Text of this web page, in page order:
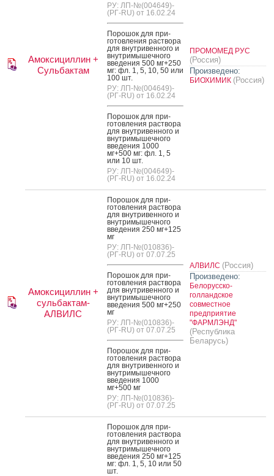
Амоксициллин +
Сульбактам
РУ: ЛП-№(004649)-
(РГ-RU) от 16.02.24
По­рошок для при­
готов­ле­ния рас­тво­ра
для внут­ри­вен­но­го и
внут­ри­мышеч­но­го
вве­дения 500 мг+250
мг: фл. 1, 5, 10, 50 или
100 шт.
РУ: ЛП-№(004649)-
(РГ-RU) от 16.02.24
По­рошок для при­
готов­ле­ния рас­тво­ра
для внут­ри­вен­но­го и
внут­ри­мышеч­но­го
вве­дения 1000
мг+500 мг: фл. 1, 5
или 10 шт.
РУ: ЛП-№(004649)-
(РГ-RU) от 16.02.24
ПРОМОМЕД РУС
(Россия)
Произведено:
БИОХИМИК (Россия)
Амоксициллин +
сульбактам-
АЛВИЛС
По­рошок для при­
готов­ле­ния рас­тво­ра
для внут­ри­вен­но­го и
внут­ри­мышеч­но­го
вве­дения 250 мг+125
мг
РУ: ЛП-№(010836)-
(РГ-RU) от 07.07.25
По­рошок для при­
готов­ле­ния рас­тво­ра
для внут­ри­вен­но­го и
внут­ри­мышеч­но­го
вве­дения 500 мг+250
мг
РУ: ЛП-№(010836)-
(РГ-RU) от 07.07.25
По­рошок для при­
готов­ле­ния рас­тво­ра
для внут­ри­вен­но­го и
внут­ри­мышеч­но­го
вве­дения 1000
мг+500 мг
РУ: ЛП-№(010836)-
(РГ-RU) от 07.07.25
АЛВИЛС (Россия)
Произведено:
Белорусско-
голландское
совместное
предприятие
"ФАРМЛЭНД"
(Республика
Беларусь)
По­рошок для при­
готов­ле­ния рас­тво­ра
для внут­ри­вен­но­го и
внут­ри­мышеч­но­го
вве­дения 250 мг+125
мг: фл. 1, 5, 10 или 50
шт.